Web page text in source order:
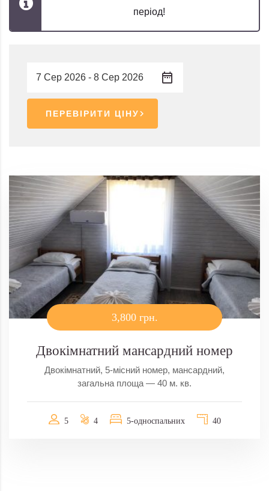
період!
ПЕРЕВІРИТИ ЦІНУ
3,800 грн.
Двокімнатний мансардний номер
Двокімнатний, 5-місний номер, мансардний,
загальна площа — 40 м. кв.
5 4 5-односпальних 40